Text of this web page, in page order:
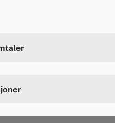
også styre opptil 20
alt, dag og natt! Denne er
artikkelnummer